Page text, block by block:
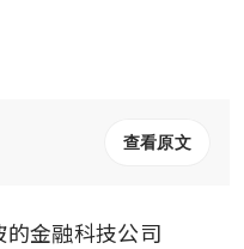
查看原文
的金融科技公司